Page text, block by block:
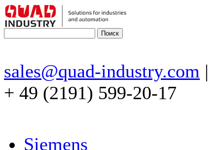
sales@quad-industry.com |
+ 49 (2191) 599-20-17
Siemens